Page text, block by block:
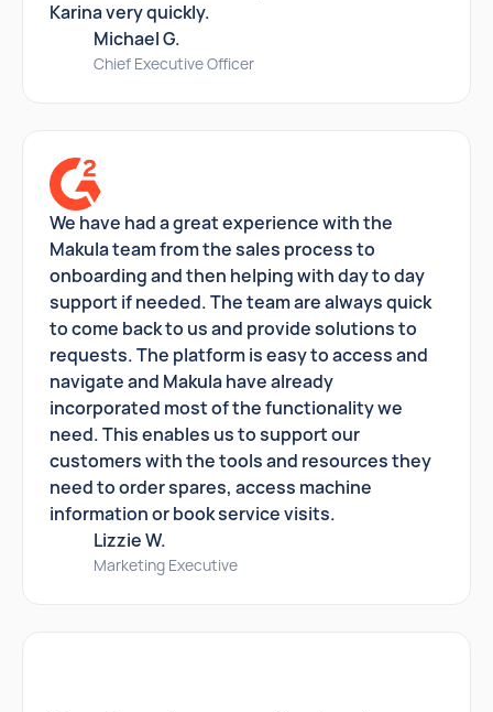
Karina very quickly.
Michael G.
Chief Executive Officer
We have had a great experience with the
Makula team from the sales process to
onboarding and then helping with day to day
support if needed. The team are always quick
to come back to us and provide solutions to
requests. The platform is easy to access and
navigate and Makula have already
incorporated most of the functionality we
need. This enables us to support our
customers with the tools and resources they
need to order spares, access machine
information or book service visits.
Lizzie W.
Marketing Executive